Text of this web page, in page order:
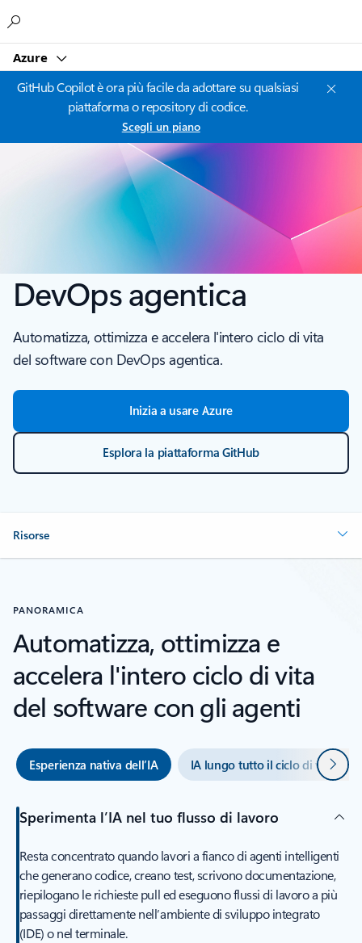
Azure
GitHub Copilot è ora più facile da adottare su qualsiasi
piattaforma o repository di codice.
Scegli un piano
DevOps agentica
Automatizza, ottimizza e accelera l'intero ciclo di vita
del software con DevOps agentica.
Inizia a usare Azure
Esplora la piattaforma GitHub
Risorse
PANORAMICA
Automatizza, ottimizza e
accelera l'intero ciclo di vita
del software con gli agenti
Esperienza nativa dell’IA IA lungo tutto il ciclo di vita del
Avanti
Sperimenta l’IA nel tuo flusso di lavoro
Resta concentrato quando lavori a fianco di agenti intelligenti
che generano codice, creano test, scrivono documentazione,
riepilogano le richieste pull ed eseguono flussi di lavoro a più
passaggi direttamente nell’ambiente di sviluppo integrato
(IDE) o nel terminale.